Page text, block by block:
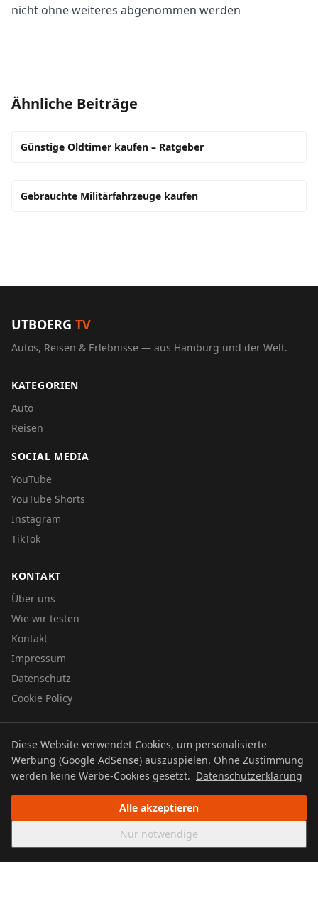
nicht ohne weiteres abgenommen werden
Ähnliche Beiträge
Günstige Oldtimer kaufen – Ratgeber
Gebrauchte Militärfahrzeuge kaufen
UTBOERG TV
Autos, Reisen & Erlebnisse — aus Hamburg und der Welt.
KATEGORIEN
Auto
Reisen
SOCIAL MEDIA
YouTube
YouTube Shorts
Instagram
TikTok
KONTAKT
Über uns
Wie wir testen
Kontakt
Impressum
Datenschutz
Cookie Policy
© 2026 UTBOERG TV
DatenschutzImpressumCookie Policy
Diese Website verwendet Cookies, um personalisierte
Werbung (Google AdSense) auszuspielen. Ohne Zustimmung
werden keine Werbe-Cookies gesetzt. Datenschutzerklärung
Alle akzeptieren
Nur notwendige